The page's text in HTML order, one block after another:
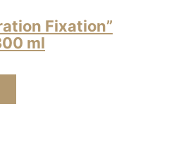
Fixation”
ml